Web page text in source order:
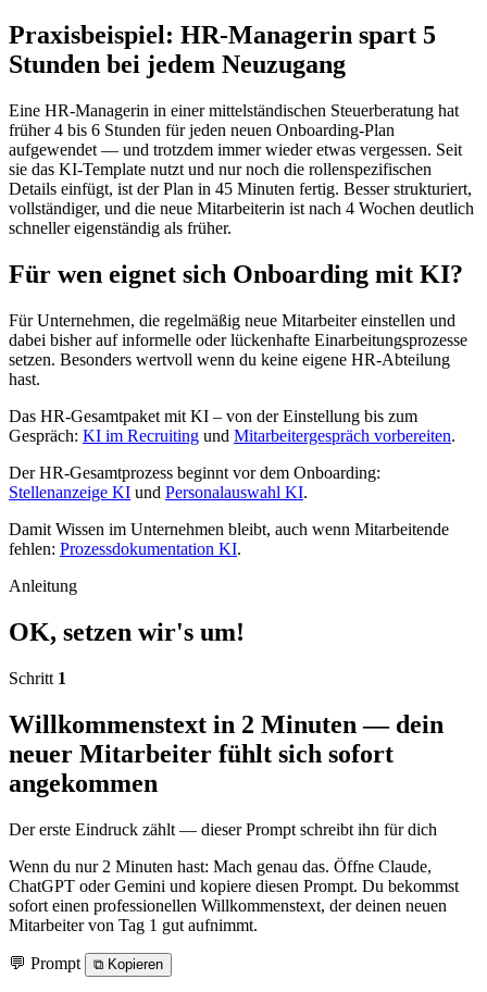
Praxisbeispiel: HR-Managerin spart 5
Stunden bei jedem Neuzugang
Eine HR-Managerin in einer mittelständischen Steuerberatung hat
früher 4 bis 6 Stunden für jeden neuen Onboarding-Plan
aufgewendet — und trotzdem immer wieder etwas vergessen. Seit
sie das KI-Template nutzt und nur noch die rollenspezifischen
Details einfügt, ist der Plan in 45 Minuten fertig. Besser strukturiert,
vollständiger, und die neue Mitarbeiterin ist nach 4 Wochen deutlich
schneller eigenständig als früher.
Für wen eignet sich Onboarding mit KI?
Für Unternehmen, die regelmäßig neue Mitarbeiter einstellen und
dabei bisher auf informelle oder lückenhafte Einarbeitungsprozesse
setzen. Besonders wertvoll wenn du keine eigene HR-Abteilung
hast.
Das HR-Gesamtpaket mit KI – von der Einstellung bis zum
Gespräch: KI im Recruiting und Mitarbeitergespräch vorbereiten.
Der HR-Gesamtprozess beginnt vor dem Onboarding:
Stellenanzeige KI und Personalauswahl KI.
Damit Wissen im Unternehmen bleibt, auch wenn Mitarbeitende
fehlen: Prozessdokumentation KI.
Anleitung
OK, setzen wir's um!
Schritt 1
Willkommenstext in 2 Minuten — dein
neuer Mitarbeiter fühlt sich sofort
angekommen
Der erste Eindruck zählt — dieser Prompt schreibt ihn für dich
Wenn du nur 2 Minuten hast: Mach genau das. Öffne Claude,
ChatGPT oder Gemini und kopiere diesen Prompt. Du bekommst
sofort einen professionellen Willkommenstext, der deinen neuen
Mitarbeiter von Tag 1 gut aufnimmt.
💬 Prompt ⧉ Kopieren